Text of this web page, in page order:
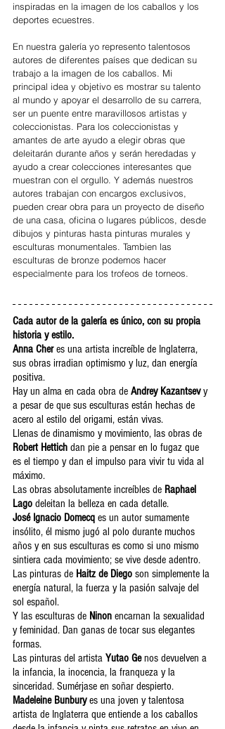
inspiradas en la imagen de los caballos y los
deportes ecuestres.
En nuestra galería yo represento talentosos
autores de diferentes países que dedican su
trabajo a la imagen de los caballos. Mi
principal idea y objetivo es mostrar su talento
al mundo y apoyar el desarrollo de su carrera,
ser un puente entre maravillosos artistas y
coleccionistas. Para los coleccionistas y
amantes de arte ayudo a elegir obras que
deleitarán durante años y serán heredadas y
ayudo a crear colecciones interesantes que
muestran con el orgullo. Y además nuestros
autores trabajan con encargos exclusivos,
pueden crear obra para un proyecto de diseño
de una casa, oficina o lugares públicos, desde
dibujos y pinturas hasta pinturas murales y
esculturas monumentales. Tambien las
esculturas de bronze podemos hacer
especialmente para los trofeos de torneos.
Cada autor de la galería es único, con su propia
historia y estilo.
Anna Cher es una artista increíble de Inglaterra,
sus obras irradian optimismo y luz, dan energía
positiva.
Hay un alma en cada obra de Andrey Kazantsev y
a pesar de que sus esculturas están hechas de
acero al estilo del origami, están vivas.
Llenas de dinamismo y movimiento, las obras de
Robert Hettich dan pie a pensar en lo fugaz que
es el tiempo y dan el impulso para vivir tu vida al
máximo.
Las obras absolutamente increíbles de Raphael
Lago deleitan la belleza en cada detalle.
José Ignacio Domecq es un autor sumamente
insólito, él mismo jugó al polo durante muchos
años y en sus esculturas es como si uno mismo
sintiera cada movimiento; se vive desde adentro.
Las pinturas de Haitz de Diego son simplemente la
energía natural, la fuerza y ​​la pasión salvaje del
sol español.
Y las esculturas de Ninon encarnan la sexualidad
y feminidad. Dan ganas de tocar sus elegantes
formas.
Las pinturas del artista Yutao Ge nos devuelven a
la infancia, la inocencia, la franqueza y la
sinceridad. Sumérjase en soñar despierto.
Madeleine Bunbury es una joven y talentosa
artista de Inglaterra que entiende a los caballos